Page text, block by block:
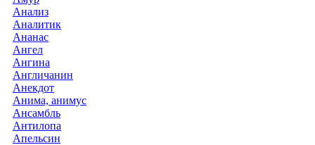
Анализ
Аналитик
Ананас
Ангел
Ангина
Англичанин
Анекдот
Анима, анимус
Ансамбль
Антилопа
Апельсин